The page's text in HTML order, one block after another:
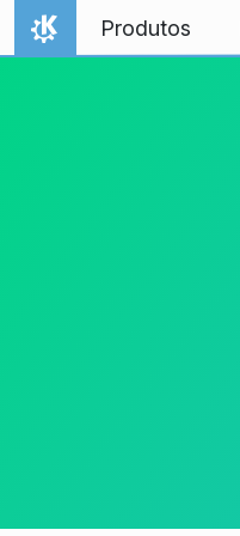
Ir para o conteúdo
Início
Produtos